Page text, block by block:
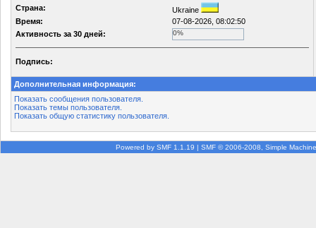
Страна:
Ukraine
Время:
07-08-2026, 08:02:50
Активность за 30 дней:
0%
Подпись:
Дополнительная информация:
Показать сообщения пользователя.
Показать темы пользователя.
Показать общую статистику пользователя.
Powered by SMF 1.1.19 | SMF © 2006-2008, Simple